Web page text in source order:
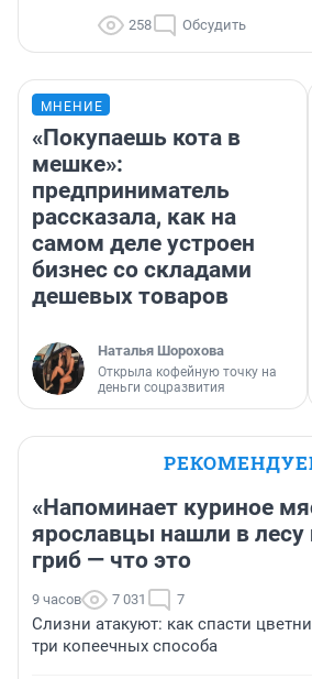
258 Обсудить
МНЕНИЕ
«Покупаешь кота в
мешке»:
предприниматель
рассказала, как на
самом деле устроен
бизнес со складами
дешевых товаров
Наталья Шорохова
Открыла кофейную точку на
деньги соцразвития
«Напоминает куриное
ярославцы нашли в
гриб — что это
9 часов 7 031 7
Слизни атакуют: как спасти
три копеечных способа